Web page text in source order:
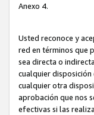
Anexo 4.
Usted reconoce y
red en términos que
sea directa o
cualquier
cualquier otra
aprobación que nos
efectivas si las